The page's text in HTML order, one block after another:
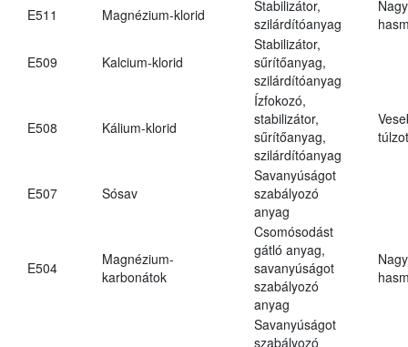
E511
Magnézium-klorid
Stabilizátor,
szilárdítóanyag
E509 Kalcium-klorid
Stabilizátor,
sűrítőanyag,
szilárdítóanyag
E508 Kálium-klorid
Ízfokozó,
stabilizátor,
sűrítőanyag,
szilárdítóanyag
E507 Sósav
Savanyúságot
szabályozó
anyag
E504
Magnézium-
karbonátok
Csomósodást
gátló anyag,
savanyúságot
szabályozó
anyag
Savanyúságot
szabályozó